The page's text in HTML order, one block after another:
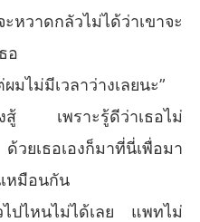
วาดกลัวไม่ได้ว่าเขาจะ
อ
ไม่มีเวลาว่างเลยนะ”
งสู้ เพราะรู้ดีว่าเธอไม่
ยเธอเองก็มาที่นี่เพื่อมา
หมือนกัน
ปไหนไม่ได้เลย แพทไม่